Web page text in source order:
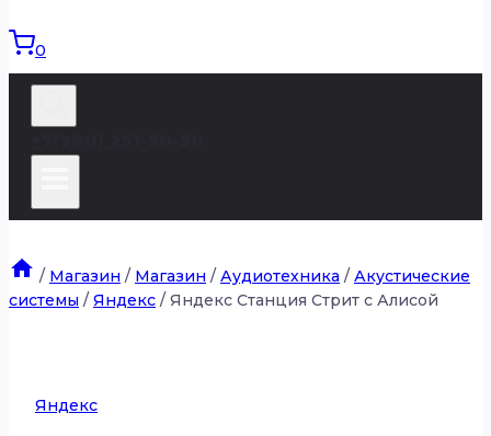
0
/ Магазин / Магазин / Аудиотехника / Акустические
системы / Яндекс / Яндекс Станция Стрит с Алисой
Яндекс